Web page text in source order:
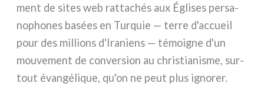
ment de sites web rat­ta­chés aux Églises per­sa­
no­pho­nes basées en Turquie — ter­re d'accueil
pour des mil­lions d'Iraniens — témoi­gne d'un
mou­ve­ment de con­ver­sion au chri­stia­ni­sme, sur­
tout évan­gé­li­que, qu'on ne peut plus igno­rer.